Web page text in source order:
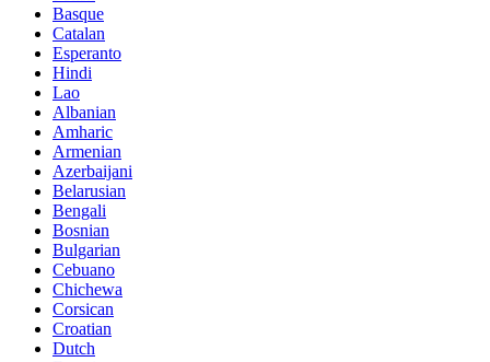
Basque
Catalan
Esperanto
Hindi
Lao
Albanian
Amharic
Armenian
Azerbaijani
Belarusian
Bengali
Bosnian
Bulgarian
Cebuano
Chichewa
Corsican
Croatian
Dutch